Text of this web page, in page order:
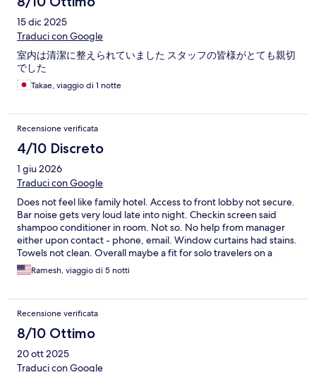
15 dic 2025
Traduci con Google
室内は清潔に整えられていました スタッフの皆様がとても親切
でした
Takae, viaggio di 1 notte
Recensione verificata
4/10 Discreto
1 giu 2026
Traduci con Google
Does not feel like family hotel. Access to front lobby not secure.
Bar noise gets very loud late into night. Checkin screen said
shampoo conditioner in room. Not so. No help from manager
either upon contact - phone, email. Window curtains had stains.
Towels not clean. Overall maybe a fit for solo travelers on a
budget not so much for family
Ramesh, viaggio di 5 notti
Recensione verificata
8/10 Ottimo
20 ott 2025
Traduci con Google